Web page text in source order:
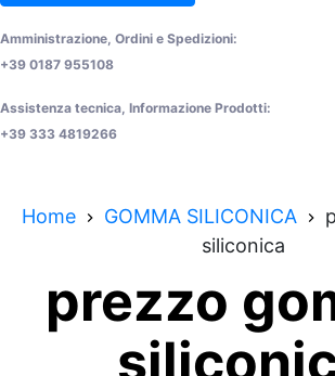
Amministrazione, Ordini e Spedizioni:
+39 0187 955108
Assistenza tecnica, Informazione Prodotti:
+39 333 4819266
Home GOMMA SILICONICA
siliconica
prezzo